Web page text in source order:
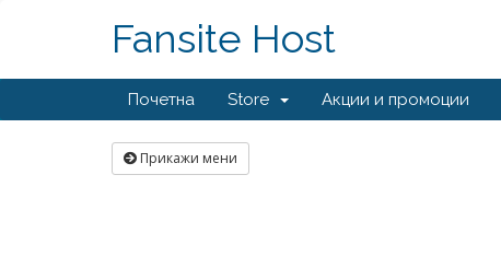
Fansite Host
Почетна Store Акции и промоции
Прикажи мени